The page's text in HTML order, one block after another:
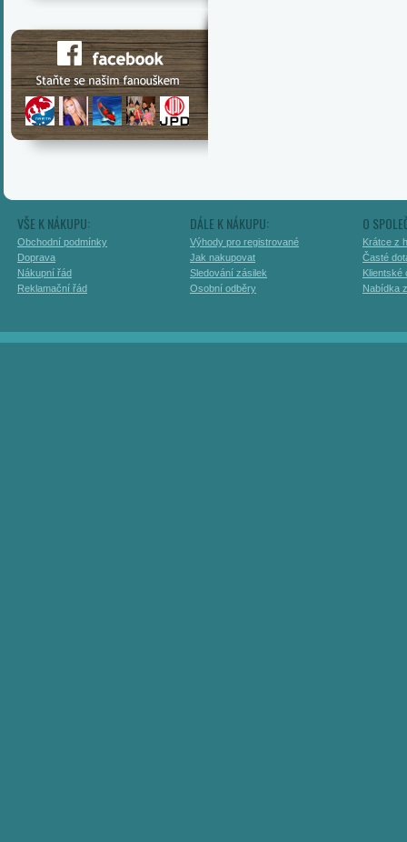
VŠE K NÁKUPU:
Obchodní podmínky
Doprava
Nákupní řád
Reklamační řád
DÁLE K NÁKUPU:
Výhody pro registrované
Jak nakupovat
Sledování zásilek
Osobní odběry
O
Krátce z
Časté
Klientské
Nabídka